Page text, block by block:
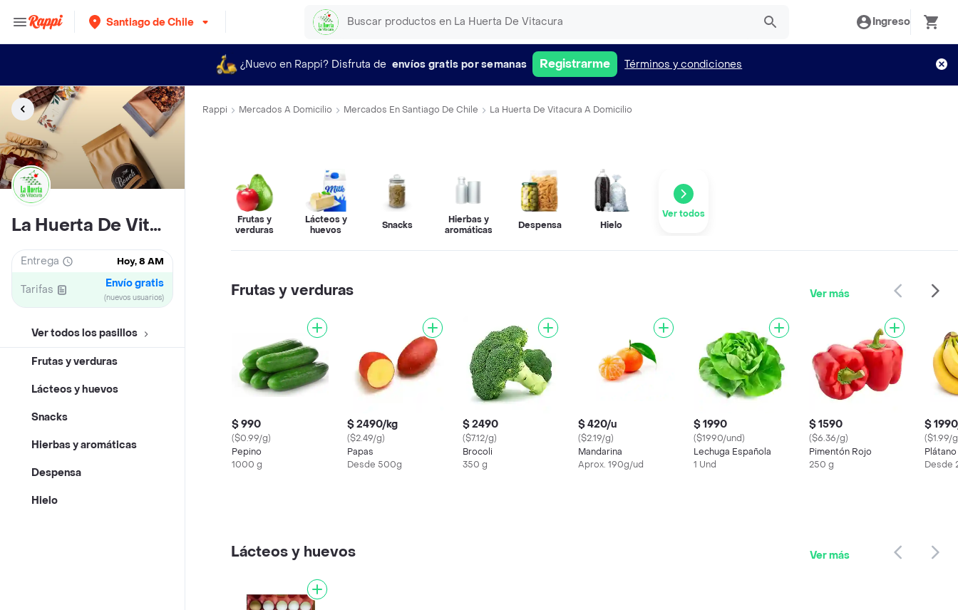
Santiago de Chile Ingreso
¿Nuevo en Rappi? Disfruta de envíos gratis por semanas Registrarme Términos y condiciones
La Huerta De Vitacura
Entrega Hoy, 8 AM
Tarifas Envío gratis
(nuevos usuarios)
Ver todos los pasillos
Frutas y verduras
Lácteos y huevos
Snacks
Hierbas y aromáticas
Despensa
Hielo
Rappi Mercados A Domicilio Mercados En Santiago De Chile La Huerta De Vitacura A Domicilio
Frutas y
verduras
Lácteos y
huevos
Snacks
Hierbas y
aromáticas
Despensa Hielo
Ver todos
Frutas y verduras Ver más
$ 990
($0.99/g)
Pepino
1000 g
$ 2490/kg
($2.49/g)
Papas
Desde 500g
$ 2490
($7.12/g)
Brocoli
350 g
$ 420/u
($2.19/g)
Mandarina
Aprox. 190g/ud
$ 1990
($1990/und)
Lechuga Española
1 Und
$ 1590
($6.36/g)
Pimentón Rojo
250 g
$
($1.99/
Desde
Lácteos y huevos Ver más